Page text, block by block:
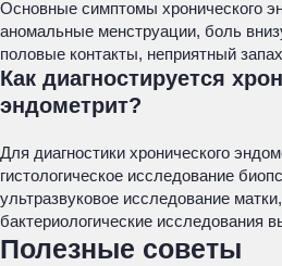
Основные симптомы хронического
аномальные менструации, боль
половые контакты, неприятный
Как диагностируется
эндометрит?
Для диагностики хронического
гистологическое исследование
ультразвуковое исследование
бактериологические исследования
Полезные советы